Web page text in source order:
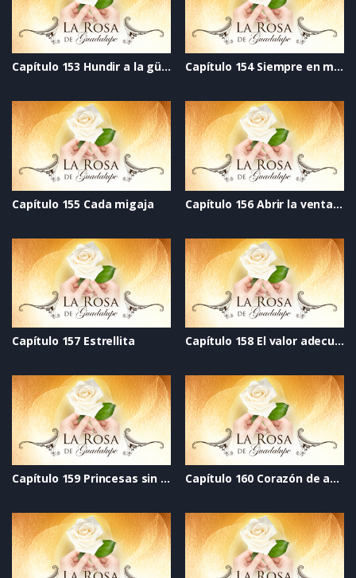
Capítulo 153 Hundir a la güera Capítulo 154 Siempre en mi corazón
Capítulo 155 Cada migaja Capítulo 156 Abrir la ventana
Capítulo 157 Estrellita Capítulo 158 El valor adecuado
Capítulo 159 Princesas sin dragones Capítulo 160 Corazón de azúcar